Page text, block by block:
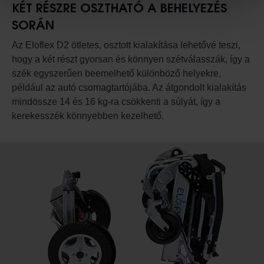
KÉT RÉSZRE OSZTHATÓ A BEHELYEZÉS
SORÁN
Az Eloflex D2 ötletes, osztott kialakítása lehetővé teszi,
hogy a két részt gyorsan és könnyen szétválasszák, így a
szék egyszerűen beemelhető különböző helyekre,
például az autó csomagtartójába. Az átgondolt kialakítás
mindössze 14 és 16 kg-ra csökkenti a súlyát, így a
kerekesszék könnyebben kezelhető.